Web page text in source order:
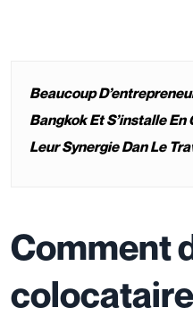
Beaucoup
Bangkok Et S’installe
Leur Synergie Dan Le
Comment